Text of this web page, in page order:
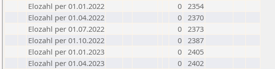
Elozahl per 01.01.2022
0 2354
Elozahl per 01.04.2022
0 2370
Elozahl per 01.07.2022
0 2373
Elozahl per 01.10.2022
0 2387
Elozahl per 01.01.2023
0 2405
Elozahl per 01.04.2023
0 2402